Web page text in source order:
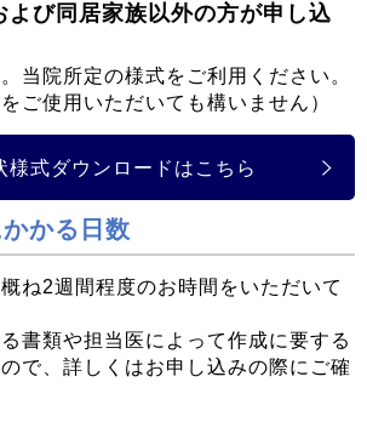
よび同居家族以外の方が申し込
当院所定の様式をご利用ください。
ご使用いただいても構いません）
様式ダウンロードはこちら
かる日数
ね2週間程度のお時間をいただいて
書類や担当医によって作成に要する
で、詳しくはお申し込みの際にご確